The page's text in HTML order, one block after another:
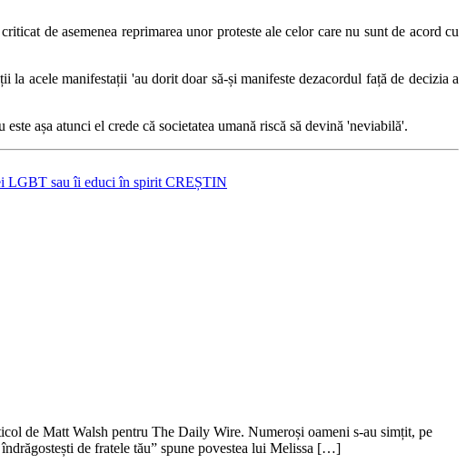
de asemenea reprimarea unor proteste ale celor care nu sunt de acord cu
acele manifestații 'au dorit doar să-și manifeste dezacordul față de decizia a
așa atunci el crede că societatea umană riscă să devină 'neviabilă'.
LGBT sau îi educi în spirit CREȘTIN
de Matt Walsh pentru The Daily Wire. Numeroși oameni s-au simțit, pe
de fratele tău” spune povestea lui Melissa […]